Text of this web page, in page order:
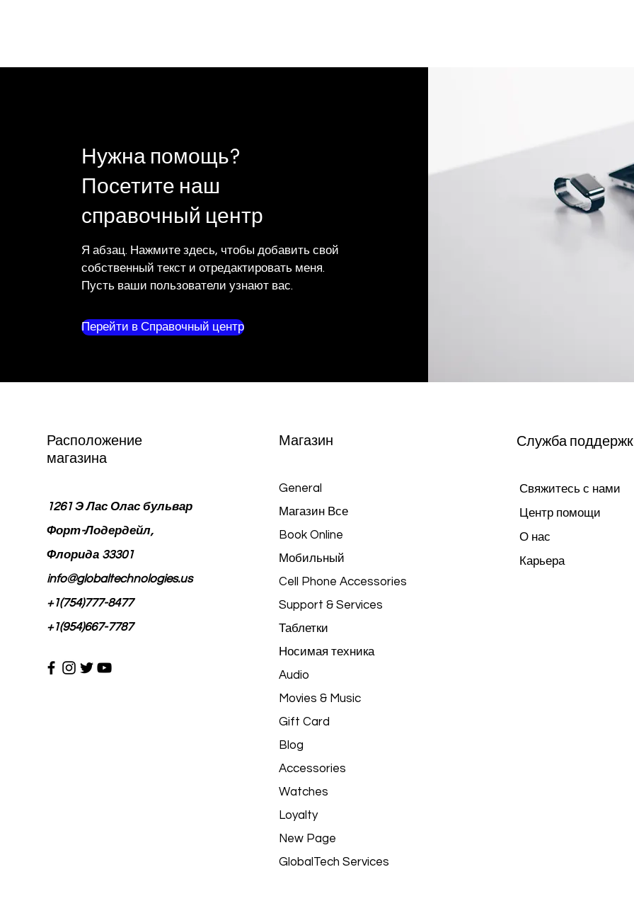
Нужна помощь?
Посетите наш
справочный центр
Я абзац. Нажмите здесь, чтобы добавить свой
собственный текст и отредактировать меня.
Пусть ваши пользователи узнают вас.
Перейти в Справочный центр
Расположение
магазина
1261 Э Лас Олас бульвар
Форт-Лодердейл,
Флорида 33301
info@globaltechnologies.us
+1(754)777-8477
+1(954)667-7787
Магазин
General
Магазин Все
Book Online
Мобильный
Cell Phone Accessories
Support & Services
Таблетки
Носимая техника
Audio
Movies & Music
Gift Card
Blog
Accessories
Watches
Loyalty
New Page
GlobalTech Services
Служба
Свяжитесь с нами
Центр помощи
О нас
Карьера